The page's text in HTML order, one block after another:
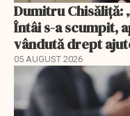
Dumitru Chisăliță:
Întâi s-a scumpit,
vândută drept
05 AUGUST 2026